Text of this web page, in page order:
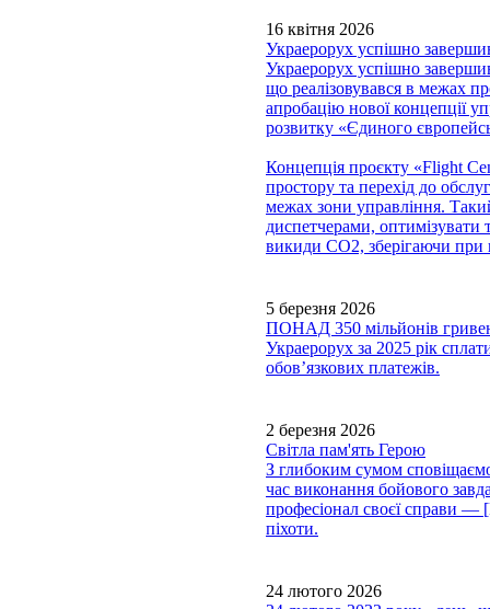
16 квітня 2026
Украерорух успішно
Украерорух успішно
що реалізовувався в межах
апробацію нової концепції
розвитку «Єдиного
Концепція проєкту «Flight
простору та перехід до
межах зони управління.
диспетчерами, оптимізувати
викиди CO2, зберігаючи при
5 березня 2026
ПОНАД 350 мільйонів
Украерорух за 2025 рік
обов’язкових платежів.
2 березня 2026
Світла пам'ять Герою
З глибоким сумом
час виконання бойового
професіонал своєї справи
піхоти.
24 лютого 2026